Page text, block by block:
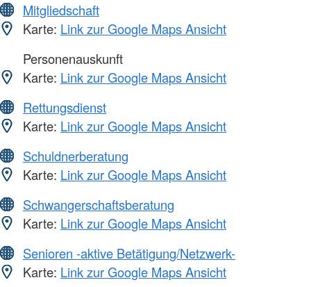
Mitgliedschaft
Karte: Link zur Google Maps Ansicht
Personenauskunft
Karte: Link zur Google Maps Ansicht
Rettungsdienst
Karte: Link zur Google Maps Ansicht
Schuldnerberatung
Karte: Link zur Google Maps Ansicht
Schwangerschaftsberatung
Karte: Link zur Google Maps Ansicht
Senioren -aktive Betätigung/Netzwerk-
Karte: Link zur Google Maps Ansicht